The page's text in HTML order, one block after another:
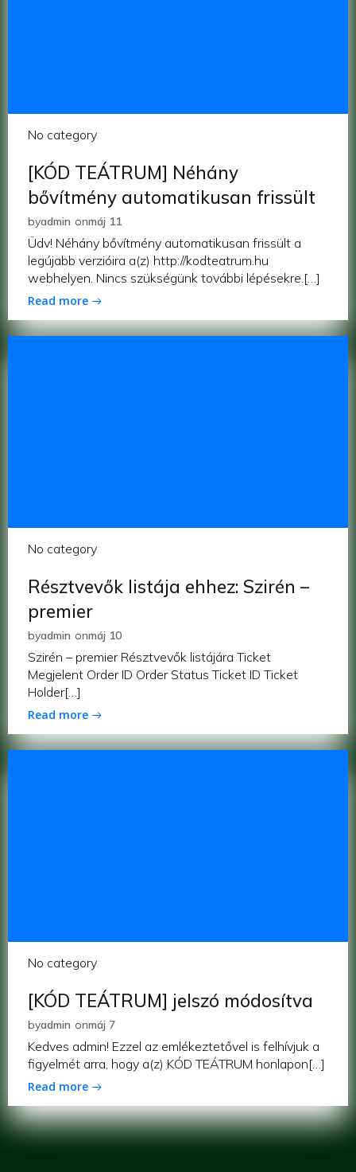
No category
[KÓD TEÁTRUM] Néhány
bővítmény automatikusan frissült
byadmin onmáj 11
Üdv! Néhány bővítmény automatikusan frissült a
legújabb verzióira a(z) http://kodteatrum.hu
webhelyen. Nincs szükségünk további lépésekre.[…]
Read more
No category
Résztvevők listája ehhez: Szirén –
premier
byadmin onmáj 10
Szirén – premier Résztvevők listájára Ticket
Megjelent Order ID Order Status Ticket ID Ticket
Holder[…]
Read more
No category
[KÓD TEÁTRUM] jelszó módosítva
byadmin onmáj 7
Kedves admin! Ezzel az emlékeztetővel is felhívjuk a
figyelmét arra, hogy a(z) KÓD TEÁTRUM honlapon[…]
Read more